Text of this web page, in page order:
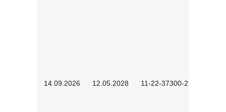
14.09.2026 12.05.2028 11-22-37300-2604